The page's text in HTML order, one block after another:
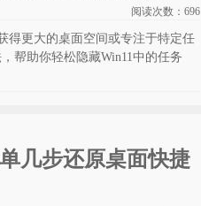
阅读次数： 696
得更大的桌面空间或专注于特定任
帮助你轻松隐藏Win11中的任务
几步还原桌面快捷